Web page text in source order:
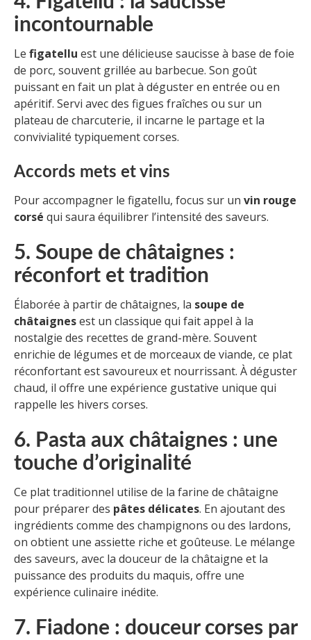
incontournable
Le figatellu est une délicieuse saucisse à base de foie
de porc, souvent grillée au barbecue. Son goût
puissant en fait un plat à déguster en entrée ou en
apéritif. Servi avec des figues fraîches ou sur un
plateau de charcuterie, il incarne le partage et la
convivialité typiquement corses.
Accords mets et vins
Pour accompagner le figatellu, focus sur un vin rouge
corsé qui saura équilibrer l’intensité des saveurs.
5. Soupe de châtaignes :
réconfort et tradition
Élaborée à partir de châtaignes, la soupe de
châtaignesest un classique qui fait appel à la
nostalgie des recettes de grand-mère. Souvent
enrichie de légumes et de morceaux de viande, ce plat
réconfortant est savoureux et nourrissant. À déguster
chaud, il offre une expérience gustative unique qui
rappelle les hivers corses.
6. Pasta aux châtaignes : une
touche d’originalité
Ce plat traditionnel utilise de la farine de châtaigne
pour préparer des pâtes délicates. En ajoutant des
ingrédients comme des champignons ou des lardons,
on obtient une assiette riche et goûteuse. Le mélange
des saveurs, avec la douceur de la châtaigne et la
puissance des produits du maquis, offre une
expérience culinaire inédite.
7. Fiadone : douceur corses par